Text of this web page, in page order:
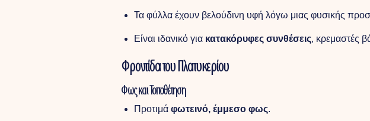
Τα φύλλα έχουν βελούδινη υφή λόγω μιας φυσικής
Είναι ιδανικό για κατακόρυφες συνθέσεις, κρεμαστές
Φροντίδα του Πλατυκερίου
Φως και Τοποθέτηση
Προτιμά φωτεινό, έμμεσο φως.